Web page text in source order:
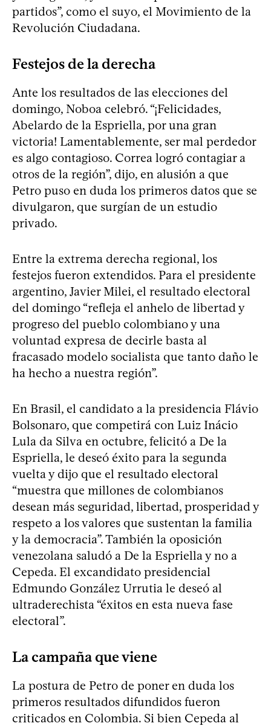
partidos”, como el suyo, el Movimiento de la
Revolución Ciudadana.
Festejos de la derecha
Ante los resultados de las elecciones del
domingo, Noboa celebró. “¡Felicidades,
Abelardo de la Espriella, por una gran
victoria! Lamentablemente, ser mal perdedor
es algo contagioso. Correa logró contagiar a
otros de la región”, dijo, en alusión a que
Petro puso en duda los primeros datos que se
divulgaron, que surgían de un estudio
privado.
Entre la extrema derecha regional, los
festejos fueron extendidos. Para el presidente
argentino, Javier Milei, el resultado electoral
del domingo “refleja el anhelo de libertad y
progreso del pueblo colombiano y una
voluntad expresa de decirle basta al
fracasado modelo socialista que tanto daño le
ha hecho a nuestra región”.
En Brasil, el candidato a la presidencia Flávio
Bolsonaro, que competirá con Luiz Inácio
Lula da Silva en octubre, felicitó a De la
Espriella, le deseó éxito para la segunda
vuelta y dijo que el resultado electoral
“muestra que millones de colombianos
desean más seguridad, libertad, prosperidad y
respeto a los valores que sustentan la familia
y la democracia”. También la oposición
venezolana saludó a De la Espriella y no a
Cepeda. El excandidato presidencial
Edmundo González Urrutia le deseó al
ultraderechista “éxitos en esta nueva fase
electoral”.
La campaña que viene
La postura de Petro de poner en duda los
primeros resultados difundidos fueron
criticados en Colombia. Si bien Cepeda al